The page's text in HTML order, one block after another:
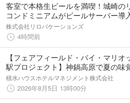
客室で本格生ビールを満喫！城崎の
コンドミニアムがビールサーバー導
全宿泊プランが対象
株式会社リロバケーションズ
4時間前
【フェアフィールド・バイ・マリオ
駅プロジェクト】神鍋高原で夏の味
とうもろこし収穫体験イベントを開催
積水ハウスホテルマネジメント株式会社
2026年8月5日 13時00分